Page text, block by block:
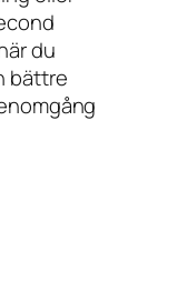
du
bättre